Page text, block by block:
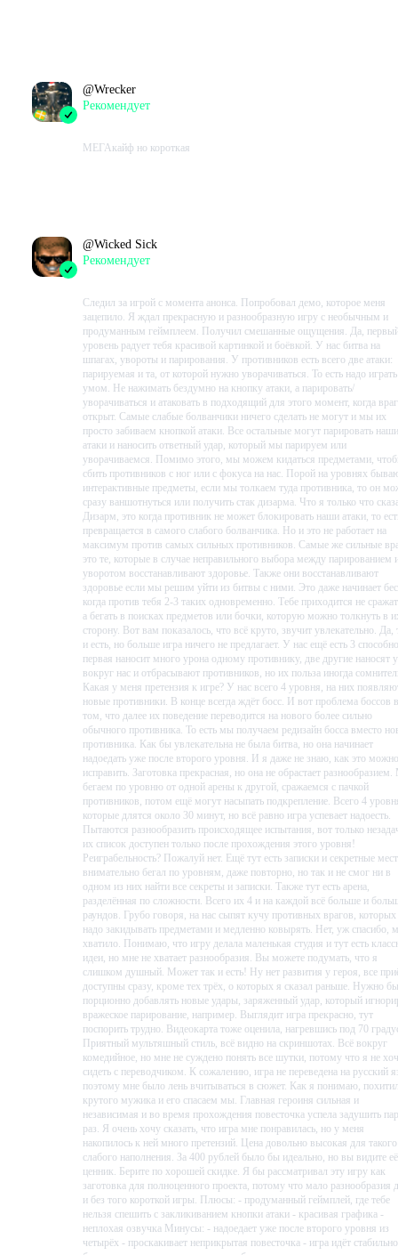
@Wrecker
Рекомендует
МЕГАкайф но короткая
@Wicked Sick
Рекомендует
Следил за игрой с момента анонса. Попробовал демо, которое меня
зацепило. Я ждал прекрасную и разнообразную игру с необычным и
продуманным геймплеем. Получил смешанные ощущения. Да,
уровень радует тебя красивой картинкой и боёвкой. У нас битва на
шпагах, увороты и парирования. У противников есть всего две атаки:
парируемая и та, от которой нужно уворачиваться. То есть надо
умом. Не нажимать бездумно на кнопку атаки, а парировать/
уворачиваться и атаковать в подходящий для этого момент, когда враг
открыт. Самые слабые болванчики ничего сделать не могут и мы их
просто забиваем кнопкой атаки. Все остальные могут парировать наши
атаки и наносить ответный удар, который мы парируем или
уворачиваемся. Помимо этого, мы можем кидаться предметами,
сбить противников с ног или с фокуса на нас. Порой на уровнях
интерактивные предметы, если мы толкаем туда противника, то он
сразу ваншотнуться или получить стак дизарма. Что я только что
Дизарм, это когда противник не может блокировать наши атаки, то
превращается в самого слабого болванчика. Но и это не работает на
максимум против самых сильных противников. Самые же сильные
это те, которые в случае неправильного выбора между парированием
уворотом восстанавливают здоровье. Также они восстанавливают
здоровье если мы решим уйти из битвы с ними. Это даже начинает
когда против тебя 2-3 таких одновременно. Тебе приходится не
а бегать в поисках предметов или бочки, которую можно толкнуть в
сторону. Вот вам показалось, что всё круто, звучит увлекательно. Да,
и есть, но больше игра ничего не предлагает. У нас ещё есть 3
первая наносит много урона одному противнику, две другие наносят
вокруг нас и отбрасывают противников, но их польза иногда
Какая у меня претензия к игре? У нас всего 4 уровня, на них
новые противники. В конце всегда ждёт босс. И вот проблема боссов в
том, что далее их поведение переводится на нового более сильно
обычного противника. То есть мы получаем редизайн босса вместо
противника. Как бы увлекательна не была битва, но она начинает
надоедать уже после второго уровня. И я даже не знаю, как это можно
исправить. Заготовка прекрасная, но она не обрастает
бегаем по уровню от одной арены к другой, сражаемся с пачкой
противников, потом ещё могут насыпать подкрепление. Всего 4
которые длятся около 30 минут, но всё равно игра успевает надоесть.
Пытаются разнообразить происходящее испытания, вот только
их список доступен только после прохождения этого уровня!
Реиграбельность? Пожалуй нет. Ещё тут есть записки и секретные
внимательно бегал по уровням, даже повторно, но так и не смог ни в
одном из них найти все секреты и записки. Также тут есть арена,
разделённая по сложности. Всего их 4 и на каждой всё больше и
раундов. Грубо говоря, на нас сыпят кучу противных врагов, которых
надо закидывать предметами и медленно ковырять. Нет, уж спасибо,
хватило. Понимаю, что игру делала маленькая студия и тут есть
идеи, но мне не хватает разнообразия. Вы можете подумать, что я
слишком душный. Может так и есть! Ну нет развития у героя, все
доступны сразу, кроме тех трёх, о которых я сказал раньше. Нужно
порционно добавлять новые удары, заряженный удар, который
вражеское парирование, например. Выглядит игра прекрасно, тут
поспорить трудно. Видеокарта тоже оценила, нагревшись под 70
Приятный мультяшный стиль, всё видно на скриншотах. Всё вокруг
комедийное, но мне не суждено понять все шутки, потому что я не
сидеть с переводчиком. К сожалению, игра не переведена на русский
поэтому мне было лень вчитываться в сюжет. Как я понимаю,
крутого мужика и его спасаем мы. Главная героиня сильная и
независимая и во время прохождения повесточка успела задушить
раз. Я очень хочу сказать, что игра мне понравилась, но у меня
накопилось к ней много претензий. Цена довольно высокая для такого
слабого наполнения. За 400 рублей было бы идеально, но вы видите её
ценник. Берите по хорошей скидке. Я бы рассматривал эту игру как
заготовка для полноценного проекта, потому что мало разнообразия
и без того короткой игры. Плюсы: - продуманный геймплей, где тебе
нельзя спешить с закликиванием кнопки атаки - красивая графика -
неплохая озвучка Минусы: - надоедает уже после второго уровня из
четырёх - проскакивает неприкрытая повесточка - игра идёт